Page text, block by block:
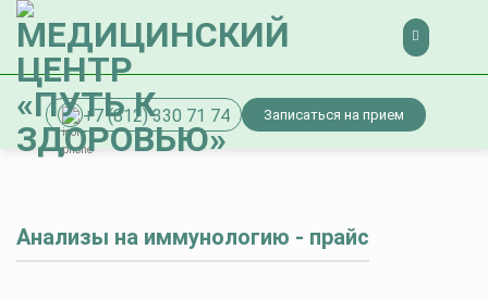
Skip
content
+7 (812) 330 71 74 Записаться на прием
Анализы на иммунологию - прайс